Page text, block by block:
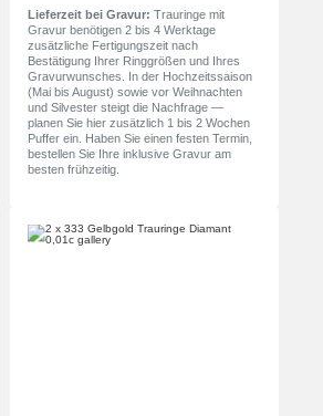
Lieferzeit bei Gravur: Trauringe mit
Gravur benötigen 2 bis 4 Werktage
zusätzliche Fertigungszeit nach
Bestätigung Ihrer Ringgrößen und Ihres
Gravurwunsches. In der Hochzeitssaison
(Mai bis August) sowie vor Weihnachten
und Silvester steigt die Nachfrage —
planen Sie hier zusätzlich 1 bis 2 Wochen
Puffer ein. Haben Sie einen festen Termin,
bestellen Sie Ihre inklusive Gravur am
besten frühzeitig.